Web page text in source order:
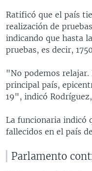
Ratificó que el país
realización de
indicando que hasta
pruebas, es decir,
"No podemos
principal país,
19", indicó
La funcionaria indicó
fallecidos en el país
Parlamento